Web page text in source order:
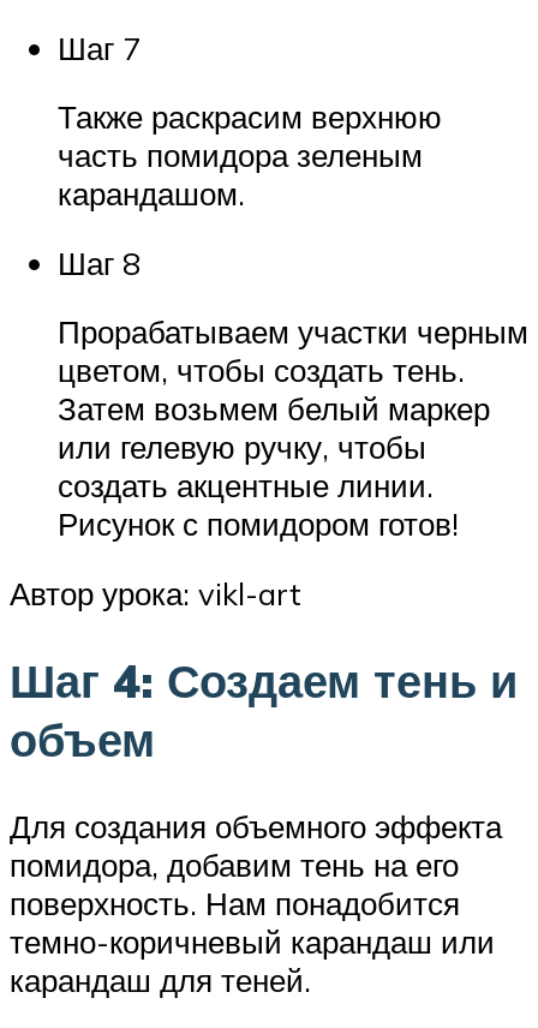
Шаг 7
Также раскрасим верхнюю
часть помидора зеленым
карандашом.
Шаг 8
Прорабатываем участки черным
цветом, чтобы создать тень.
Затем возьмем белый маркер
или гелевую ручку, чтобы
создать акцентные линии.
Рисунок с помидором готов!
Автор урока: vikl-art
Шаг 4: Создаем тень и
объем
Для создания объемного эффекта
помидора, добавим тень на его
поверхность. Нам понадобится
темно-коричневый карандаш или
карандаш для теней.